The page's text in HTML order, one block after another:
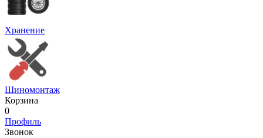
Хранение
Шиномонтаж
Корзина
0
Профиль
Звонок